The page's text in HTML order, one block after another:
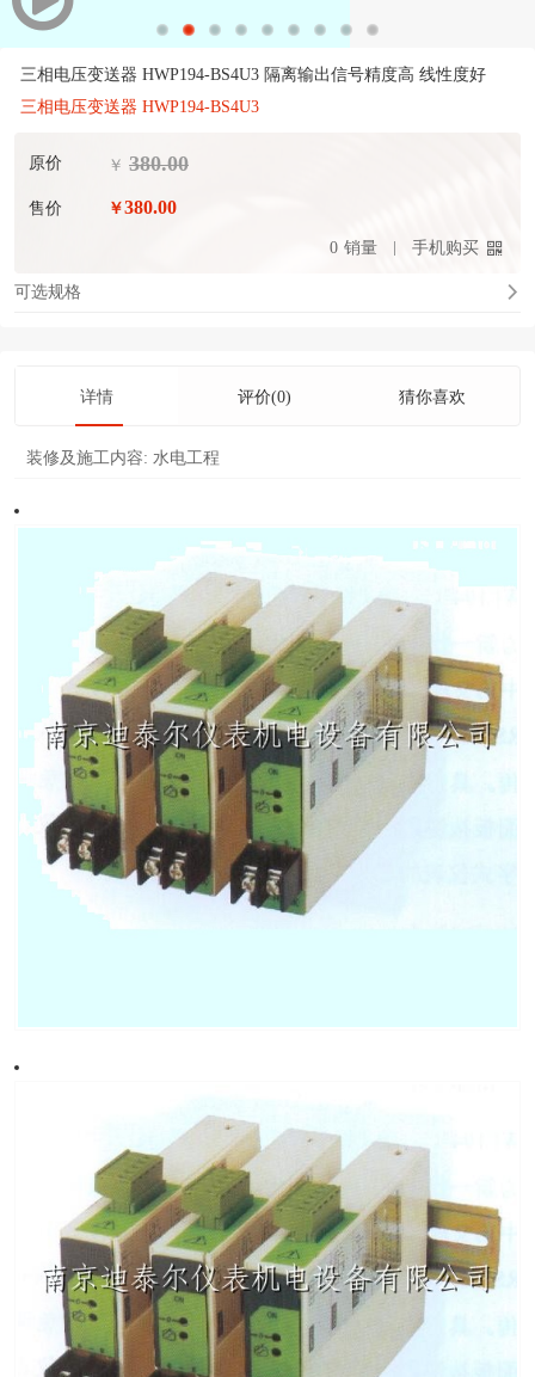
三相电压变送器 HWP194-BS4U3 隔离输出信号精度高 线性度好
三相电压变送器 HWP194-BS4U3
原价 ￥ 380.00
售价 ￥380.00
0 销量 手机购买
可选规格
详情 评价(0) 猜你喜欢
装修及施工内容: 水电工程